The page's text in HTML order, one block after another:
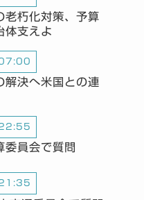
老朽化対策、予算
体支えよ
解決へ米国との連
委員会で質問